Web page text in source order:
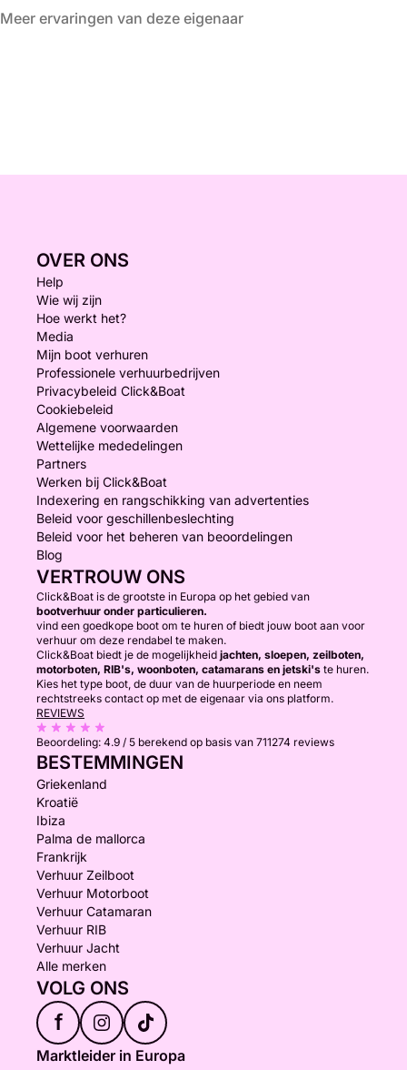
Meer ervaringen van deze eigenaar
OVER ONS
Help
Wie wij zijn
Hoe werkt het?
Media
Mijn boot verhuren
Professionele verhuurbedrijven
Privacybeleid Click&Boat
Cookiebeleid
Algemene voorwaarden
Wettelijke mededelingen
Partners
Werken bij Click&Boat
Indexering en rangschikking van advertenties
Beleid voor geschillenbeslechting
Beleid voor het beheren van beoordelingen
Blog
VERTROUW ONS
Click&Boat is de grootste in Europa op het gebied van
bootverhuur onder particulieren.
vind een goedkope boot om te huren of biedt jouw boot aan voor
verhuur om deze rendabel te maken.
Click&Boat biedt je de mogelijkheid jachten, sloepen, zeilboten,
motorboten, RIB's, woonboten, catamarans en jetski's te huren.
Kies het type boot, de duur van de huurperiode en neem
rechtstreeks contact op met de eigenaar via ons platform.
REVIEWS
Beoordeling: 4.9 / 5 berekend op basis van 711274 reviews
BESTEMMINGEN
Griekenland
Kroatië
Ibiza
Palma de mallorca
Frankrijk
Verhuur Zeilboot
Verhuur Motorboot
Verhuur Catamaran
Verhuur RIB
Verhuur Jacht
Alle merken
VOLG ONS
f
Marktleider in Europa